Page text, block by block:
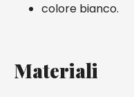
colore bianco.
Materiali